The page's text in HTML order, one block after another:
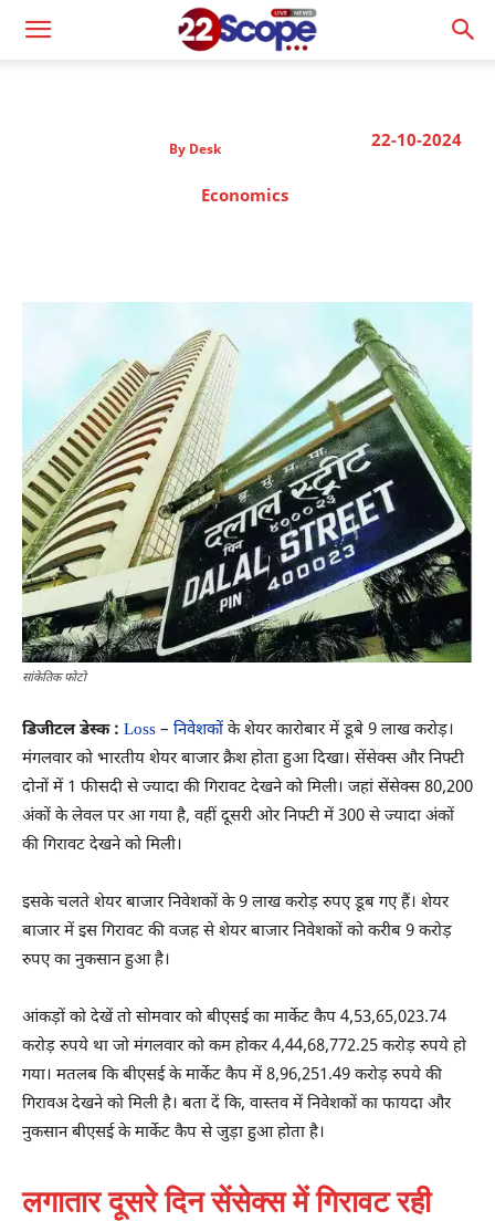
22-10-2024
By Desk
Economics
सांकेतिक फोटो
डिजीटल डेस्क : Loss – निवेशकोंके शेयर कारोबार में डूबे 9 लाख करोड़।
मंगलवार को भारतीय शेयर बाजार क्रैश होता हुआ दिखा। सेंसेक्स और निफ्टी
दोनों में 1 फीसदी से ज्यादा की गिरावट देखने को मिली। जहां सेंसेक्स 80,200
अंकों के लेवल पर आ गया है, वहीं दूसरी ओर निफ्टी में 300 से ज्यादा अंकों
की गिरावट देखने को मिली।
इसके चलते शेयर बाजार निवेशकों के 9 लाख करोड़ रुपए डूब गए हैं। शेयर
बाजार में इस गिरावट की वजह से शेयर बाजार निवेशकों को करीब 9 करोड़
रुपए का नुकसान हुआ है।
आंकड़ों को देखें तो सोमवार को बीएसई का मार्केट कैप 4,53,65,023.74
करोड़ रुपये था जो मंगलवार को कम होकर 4,44,68,772.25 करोड़ रुपये हो
गया। मतलब कि बीएसई के मार्केट कैप में 8,96,251.49 करोड़ रुपये की
गिरावअ देखने को मिली है। बता दें कि, वास्तव में निवेशकों का फायदा और
नुकसान बीएसई के मार्केट कैप से जुड़ा हुआ होता है।
लगातार दूसरे दिन सेंसेक्स में गिरावट रही